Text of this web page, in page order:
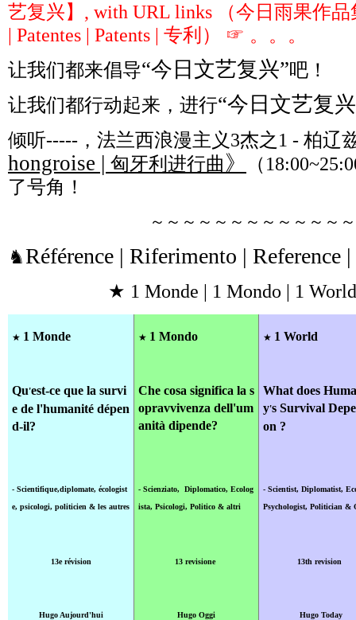
艺复兴】, with URL links （今日雨果作品
| Patentes | Patents | 专利） ☞ 。。。
让我们都来倡导“今日文艺复兴”吧！
让我们都行动起来，进行“今日文艺复
倾听-----，法兰西浪漫主义3杰之1 - 柏辽
hongroise | 匈牙利进行曲》
（
了号角！
～～～～～～～～～～～～
♞Référence | Riferimento | Reference |
★ 1 Monde | 1 Mondo | 1 World |
★ 1 Monde ★ 1 Mondo ★ 1 World
Qu'est-ce que la survi
e de l'humanité dépen
d-il?
Che cosa significa la s
opravvivenza dell'um
anità dipende?
What does
y's Survival
on ?
- Scientifique,diplomate, écologist
e, psicologi, politicien & les autres
- Scienziato, Diplomatico, Ecolog
ista, Psicologi, Politico & altri
- Scientist, Diplomatist,
Psychologist, Politician &
13e révision 13 revisione 13th revision
Hugo Aujourd'hui Hugo Oggi Hugo Today